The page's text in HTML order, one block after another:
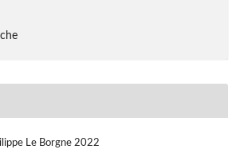
Le Borgne 2022